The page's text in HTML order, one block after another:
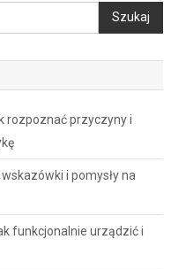
Szukaj
rozpoznać przyczyny i
i pomysły na
funkcjonalnie urządzić i